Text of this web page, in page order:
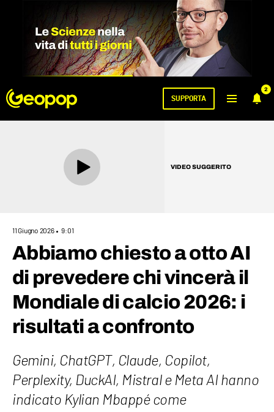
2
SUPPORTA
VIDEO SUGGERITO
11 Giugno 2026 9:01
Abbiamo chiesto a otto AI
di prevedere chi vincerà il
Mondiale di calcio 2026: i
risultati a confronto
Gemini, ChatGPT, Claude, Copilot,
Perplexity, DuckAI, Mistral e Meta AI hanno
indicato Kylian Mbappé come